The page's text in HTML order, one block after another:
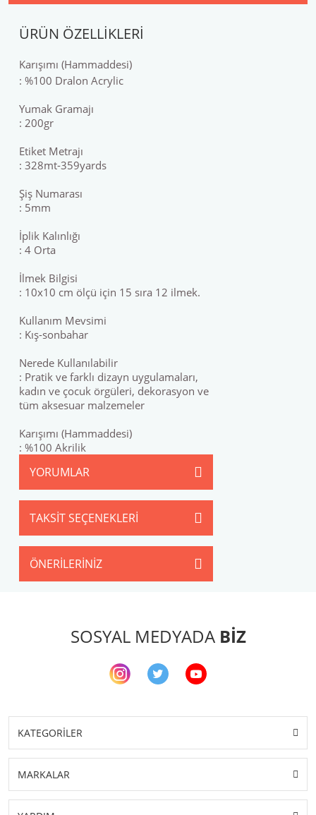
ÜRÜN ÖZELLİKLERİ
Karışımı (Hammaddesi)
: %100 Dralon Acrylic
Yumak Gramajı
: 200gr
Etiket Metrajı
: 328mt-359yards
Şiş Numarası
: 5mm
İplik Kalınlığı
: 4 Orta
İlmek Bilgisi
: 10x10 cm ölçü için 15 sıra 12 ilmek.
Kullanım Mevsimi
: Kış-sonbahar
Nerede Kullanılabilir
: Pratik ve farklı dizayn uygulamaları,
kadın ve çocuk örgüleri, dekorasyon ve
tüm aksesuar malzemeler
Karışımı (Hammaddesi)
: %100 Akrilik
YORUMLAR
TAKSIT SEÇENEKLERI
ÖNERILERINIZ
SOSYAL MEDYADA BİZ
KATEGORİLER
MARKALAR